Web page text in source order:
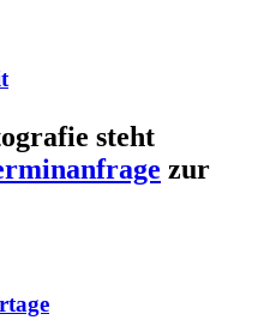
steht
zur